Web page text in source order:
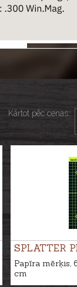
Kārtot pēc cenas::
SPLATTER
Papīra mērķis,
cm